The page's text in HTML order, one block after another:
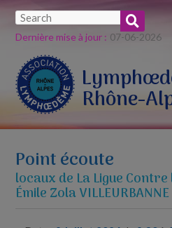
Dernière mise à jour : 07-​06-​2026
Rhône-
Point écoute
locaux de La Ligue
Émile Zola VILLEURBANNE